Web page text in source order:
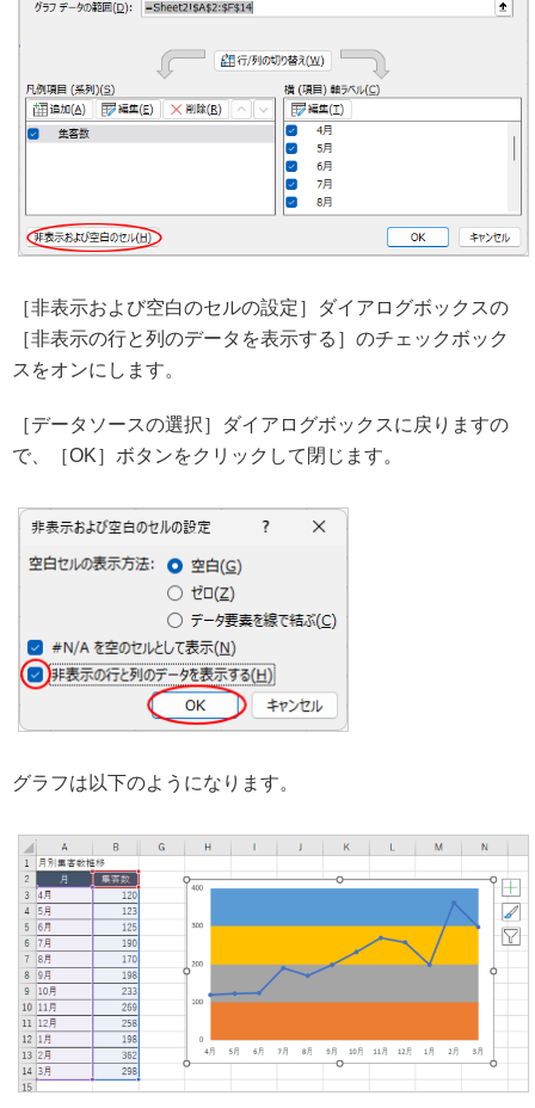
［非表示および空白のセルの設定］ダイアログボックスの
［非表示の行と列のデータを表示する］のチェックボック
スをオンにします。
［データソースの選択］ダイアログボックスに戻りますの
で、［OK］ボタンをクリックして閉じます。
グラフは以下のようになります。